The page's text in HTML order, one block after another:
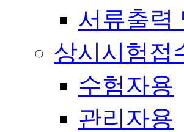
서류출력
상시시험접
수험자용
관리자용